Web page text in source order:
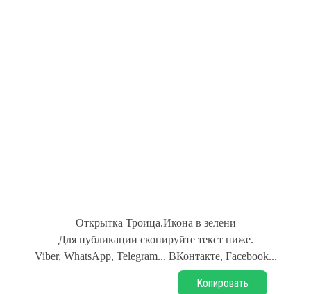
Открытка Троица.Икона в зелени
Для публикации скопируйте текст ниже.
Viber, WhatsApp, Telegram... ВКонтакте, Facebook...
Копировать